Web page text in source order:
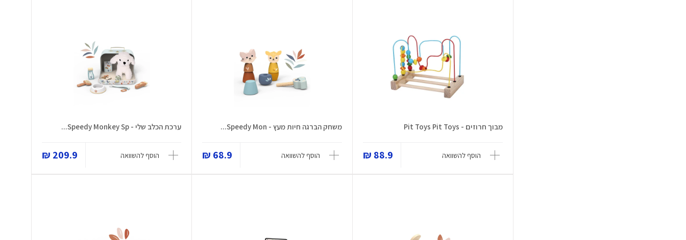
מבוך חרוזים - Pit Toys Pit Toys
הוסף להשוואה 88.9 ₪
משחק הברגה חיות מעץ - Speedy Mon...
הוסף להשוואה 68.9 ₪
ערכת הכלב שלי - Speedy Monkey Sp...
הוסף להשוואה 209.9 ₪